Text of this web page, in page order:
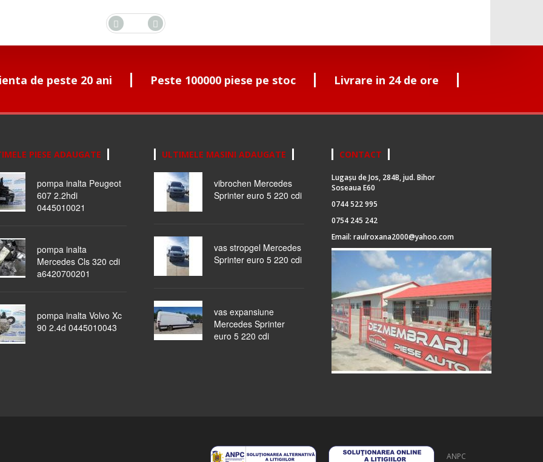
de peste 20 ani Peste 100000 piese pe stoc Livrare in 24 de ore
PIESE ADAUGATE
pompa inalta Peugeot
607 2.2hdi
0445010021
pompa inalta
Mercedes Cls 320 cdi
a6420700201
pompa inalta Volvo Xc
90 2.4d 0445010043
ULTIMELE MASINI ADAUGATE
vibrochen Mercedes
Sprinter euro 5 220 cdi
vas stropgel Mercedes
Sprinter euro 5 220 cdi
vas expansiune
Mercedes Sprinter
euro 5 220 cdi
CONTACT
Lugașu de Jos, 284B, jud. Bihor
Soseaua E60
0744 522 995
0754 245 242
Email: raulroxana2000@yahoo.com
ANPC